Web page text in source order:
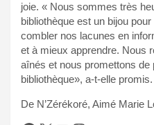
joie. « Nous sommes très
bibliothèque est un bijou
combler nos lacunes en
et à mieux apprendre. Nous
aînés et nous promettons de
bibliothèque», a-t-elle promis.
De N’Zérékoré, Aimé Marie